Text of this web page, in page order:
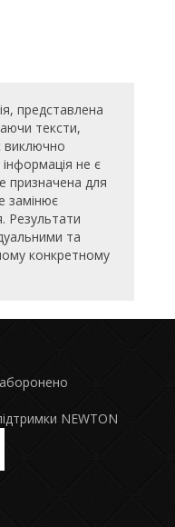
представлена
тексти,
виключно
не є
призначена для
замінює
Результати
та
конкретному
NEWTON